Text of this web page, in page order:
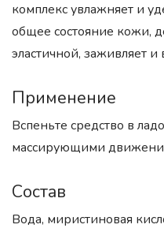
комплекс увлажняет и
общее состояние кожи,
эластичной, заживляет и
Применение
Вспеньте средство в
массирующими
Состав
Вода, миристиновая